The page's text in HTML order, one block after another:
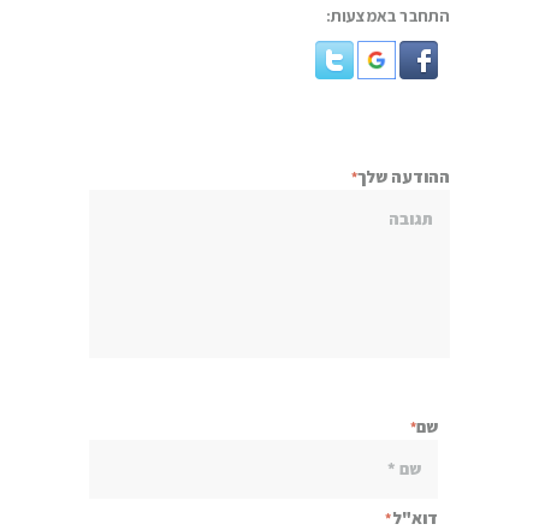
התחבר באמצעות:
ההודעה שלך
שם
דוא"ל